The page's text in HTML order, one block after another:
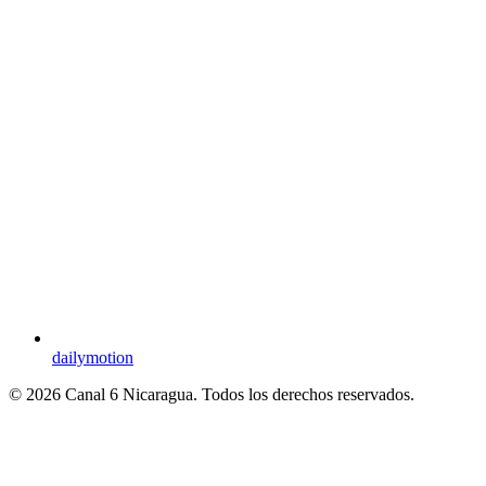
dailymotion
© 2026 Canal 6 Nicaragua. Todos los derechos reservados.